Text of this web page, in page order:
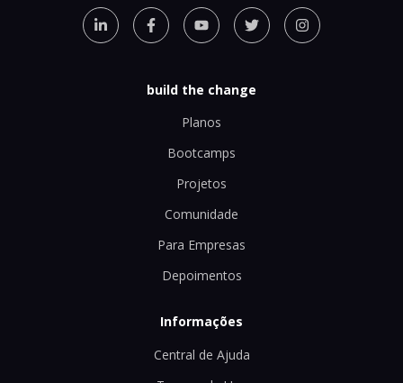
build the change
Planos
Bootcamps
Projetos
Comunidade
Para Empresas
Depoimentos
Informações
Central de Ajuda